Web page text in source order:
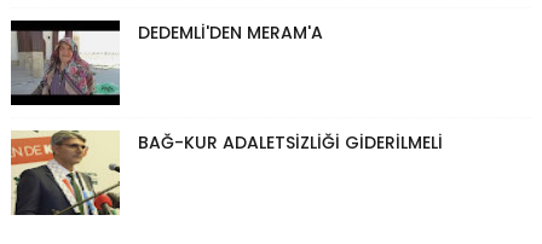
DEDEMLİ'DEN MERAM'A
BAĞ-KUR ADALETSİZLİĞİ GİDERİLMELİ